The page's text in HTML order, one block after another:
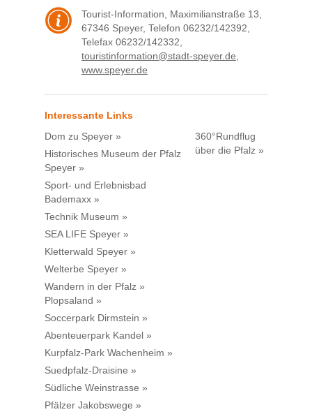
Tourist-Information, Maximilianstraße 13,
67346 Speyer, Telefon 06232/142392,
Telefax 06232/142332,
touristinformation@stadt-speyer.de,
www.speyer.de
Interessante Links
Dom zu Speyer »
Historisches Museum der Pfalz
Speyer »
Sport- und Erlebnisbad
Bademaxx »
Technik Museum »
SEA LIFE Speyer »
Kletterwald Speyer »
Welterbe Speyer »
Wandern in der Pfalz »
Plopsaland »
Soccerpark Dirmstein »
Abenteuerpark Kandel »
Kurpfalz-Park Wachenheim »
Suedpfalz-Draisine »
Südliche Weinstrasse »
Pfälzer Jakobswege »
360°Rundflug
über die Pfalz »